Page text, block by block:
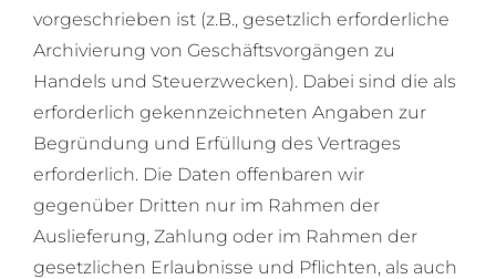
vorgeschrieben ist (z.B., gesetzlich erforderliche
Archivierung von Geschäftsvorgängen zu
Handels und Steuerzwecken). Dabei sind die als
erforderlich gekennzeichneten Angaben zur
Begründung und Erfüllung des Vertrages
erforderlich. Die Daten offenbaren wir
gegenüber Dritten nur im Rahmen der
Auslieferung, Zahlung oder im Rahmen der
gesetzlichen Erlaubnisse und Pflichten, als auch